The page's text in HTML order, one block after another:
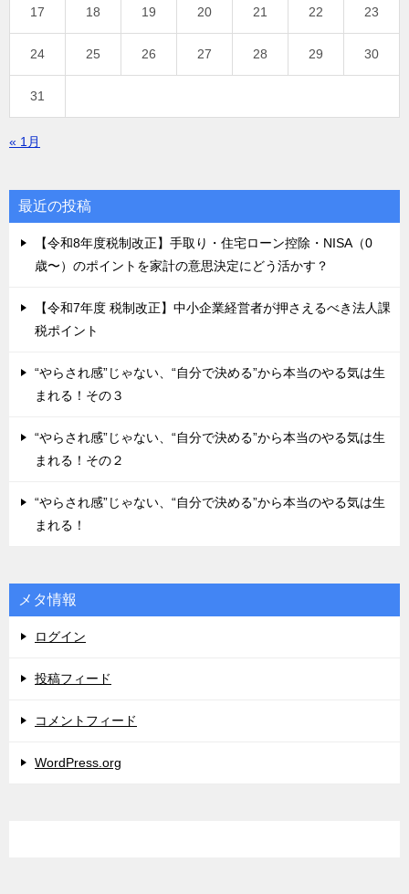
17 18 19 20 21 22 23
24 25 26 27 28 29 30
31
« 1月
最近の投稿
【令和8年度税制改正】手取り・住宅ローン控除・NISA（0
歳〜）のポイントを家計の意思決定にどう活かす？
【令和7年度 税制改正】中小企業経営者が押さえるべき法人課
税ポイント
“やらされ感”じゃない、“自分で決める”から本当のやる気は生
まれる！その３
“やらされ感”じゃない、“自分で決める”から本当のやる気は生
まれる！その２
“やらされ感”じゃない、“自分で決める”から本当のやる気は生
まれる！
メタ情報
ログイン
投稿フィード
コメントフィード
WordPress.org